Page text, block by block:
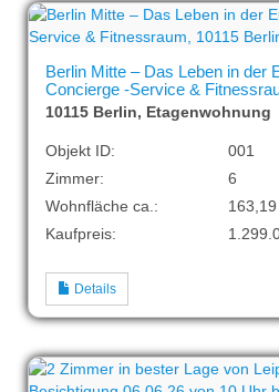
Berlin Mitte – Das Leben in der
Concierge -Service &
10115 Berlin, Etagenwohnung
Objekt ID:
001
Zimmer:
6
Wohnfläche ca.:
163,19
Kaufpreis:
Details